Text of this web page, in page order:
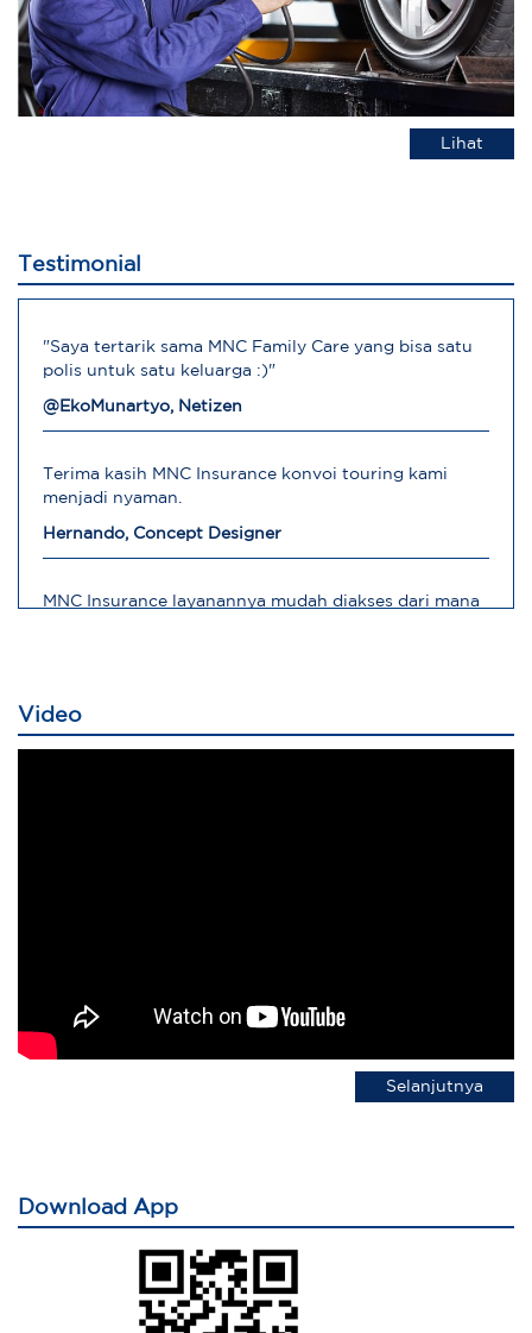
Lihat
Testimonial
"Saya tertarik sama MNC Family Care yang bisa satu
polis untuk satu keluarga :)"
@EkoMunartyo, Netizen
Terima kasih MNC Insurance konvoi touring kami
menjadi nyaman.
Hernando, Concept Designer
MNC Insurance layanannya mudah diakses dari mana
Video
Selanjutnya
Download App